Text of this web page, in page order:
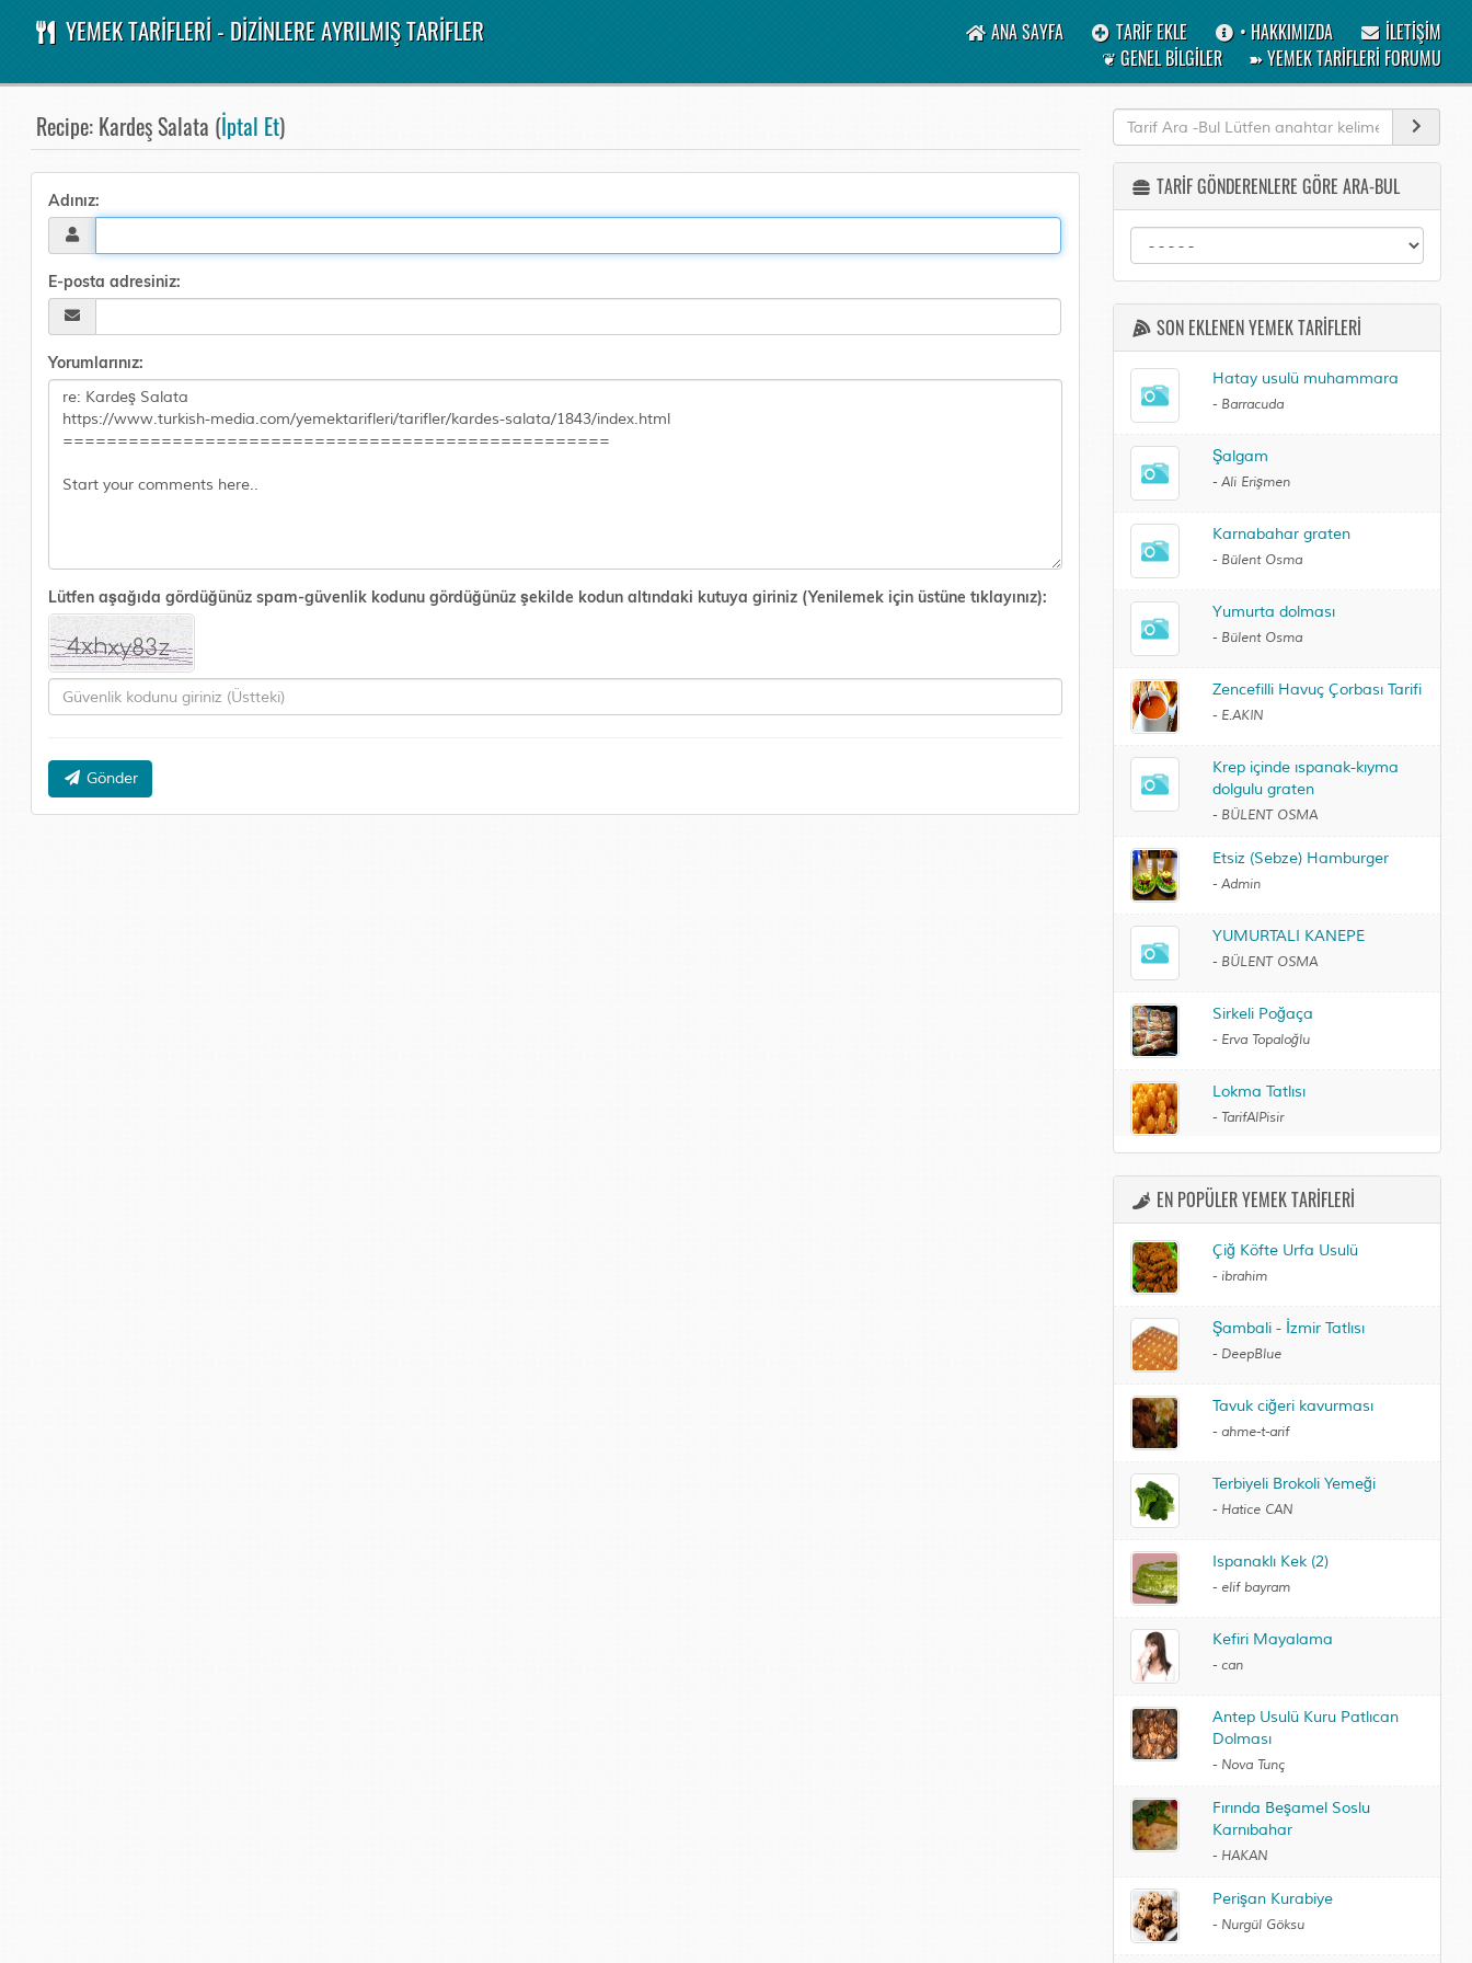
YEMEK TARİFLERİ - DİZİNLERE AYRILMIŞ TARİFLER ANA SAYFA TARİF EKLE • HAKKIMIZDA
İLETİŞİM
❦ GENEL BİLGİLER
➽ YEMEK TARİFLERİ FORUMU
Recipe: Kardeş Salata (İptal Et)
Adınız:
E-posta adresiniz:
Yorumlarınız:
Lütfen aşağıda gördüğünüz spam-güvenlik kodunu gördüğünüz şekilde kodun altındaki kutuya giriniz (Yenilemek için üstüne tıklayınız):
Gönder
TARİF GÖNDERENLERE GÖRE ARA-BUL
SON EKLENEN YEMEK TARİFLERİ
Hatay usulü muhammara
- Barracuda
Şalgam
- Ali Erişmen
Karnabahar graten
- Bülent Osma
Yumurta dolması
- Bülent Osma
Zencefilli Havuç Çorbası Tarifi
- E.AKIN
Krep içinde ıspanak-kıyma
dolgulu graten
- BÜLENT OSMA
Etsiz (Sebze) Hamburger
- Admin
YUMURTALI KANEPE
- BÜLENT OSMA
Sirkeli Poğaça
- Erva Topaloğlu
Lokma Tatlısı
- TarifAlPisir
EN POPÜLER YEMEK TARİFLERİ
Çiğ Köfte Urfa Usulü
- ibrahim
Şambali - İzmir Tatlısı
- DeepBlue
Tavuk ciğeri kavurması
- ahme-t-arif
Terbiyeli Brokoli Yemeği
- Hatice CAN
Ispanaklı Kek (2)
- elif bayram
Kefiri Mayalama
- can
Antep Usulü Kuru Patlıcan
Dolması
- Nova Tunç
Fırında Beşamel Soslu
Karnıbahar
- HAKAN
Perişan Kurabiye
- Nurgül Göksu